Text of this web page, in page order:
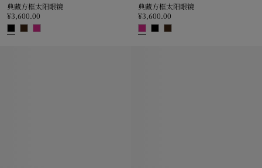
典藏方框太阳眼镜
¥3,600.00
典藏方框太阳眼镜
¥3,600.00